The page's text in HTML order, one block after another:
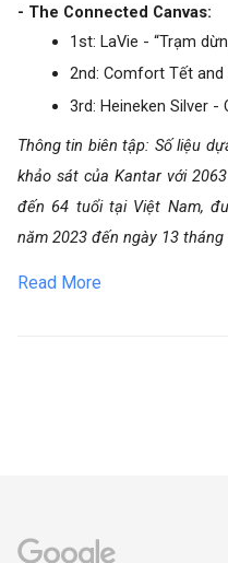
- The Connected Canvas:
1st: LaVie - “Trạm
2nd: Comfort Tết and
3rd: Heineken Silver
Thông tin biên tập: Số liệu
khảo sát của Kantar với
đến 64 tuổi tại Việt Nam,
năm 2023 đến ngày 13 tháng
Read More